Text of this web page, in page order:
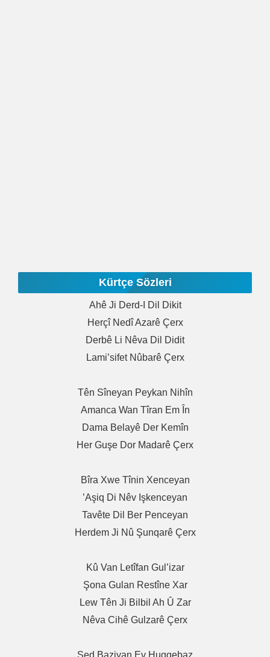
Kürtçe Sözleri
Ahê Ji Derd-I Dil Dikit
Herçî Nedî Azarê Çerx
Derbê Li Nêva Dil Didit
Lami’sifet Nûbarê Çerx
Tên Sîneyan Peykan Nihîn
Amanca Wan Tîran Em În
Dama Belayê Der Kemîn
Her Guşe Dor Madarê Çerx
Bîra Xwe Tînin Xenceyan
’Aşiq Di Nêv Işkenceyan
Tavête Dil Ber Penceyan
Herdem Ji Nû Şunqarê Çerx
Kû Van Letîfan Gul’izar
Şona Gulan Restîne Xar
Lew Tên Ji Bilbil Ah Û Zar
Nêva Cihê Gulzarê Çerx